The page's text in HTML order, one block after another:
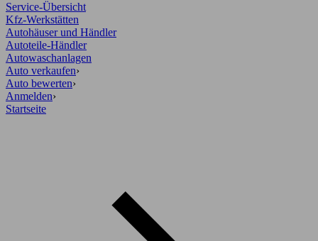
Service-Übersicht
Kfz-Werkstätten
Autohäuser und Händler
Autoteile-Händler
Autowaschanlagen
Auto verkaufen›
Auto bewerten›
Anmelden›
Startseite